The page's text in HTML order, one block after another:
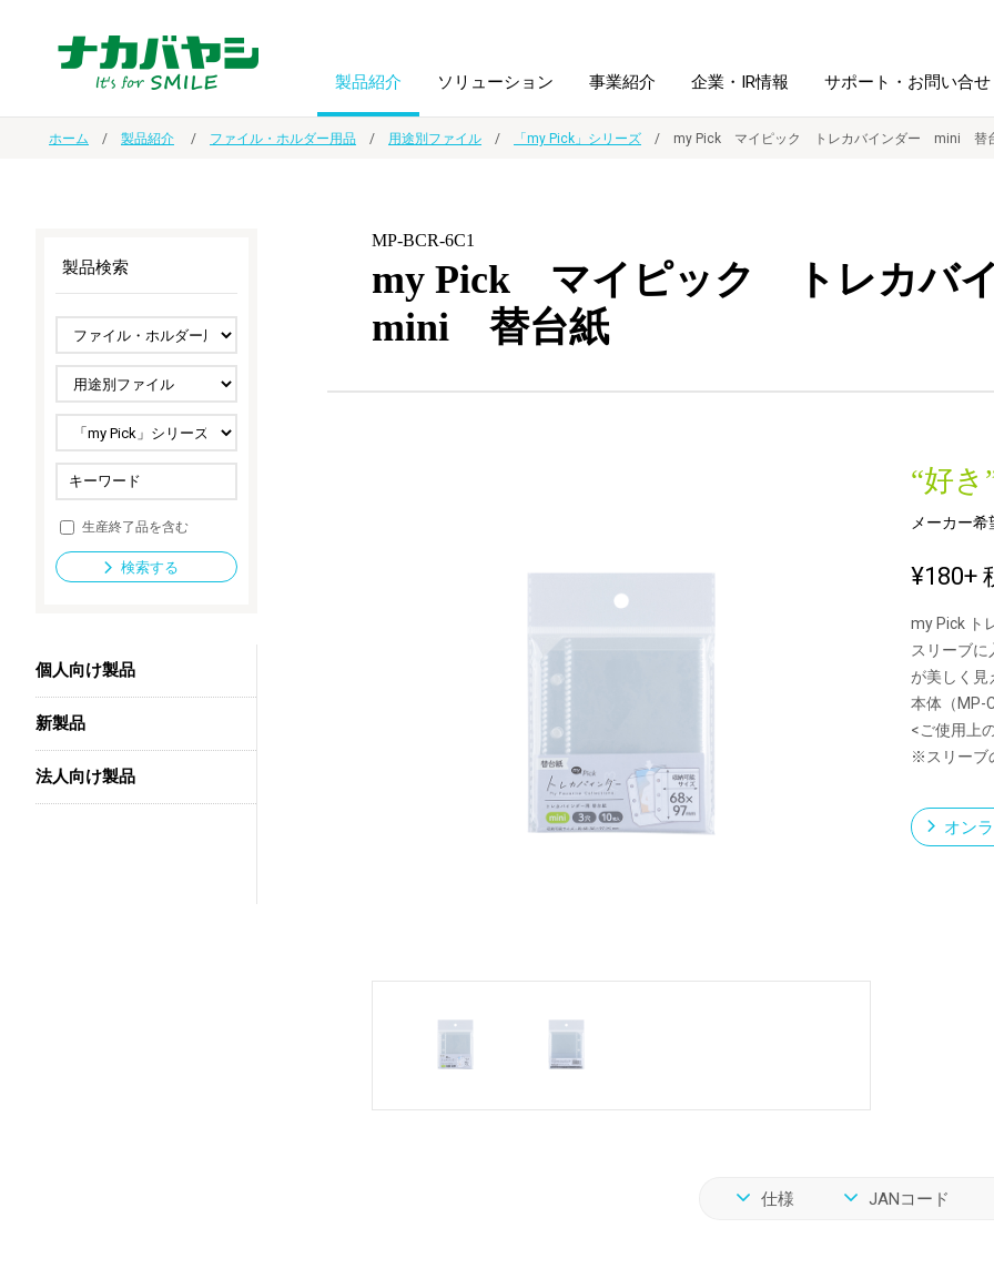
製品紹介
ノート・紙製品
ファイル・
ホルダー用品
スマートフォン・
タブレット関連
防災・
セキュリティ用品
法人向け製品
ソリューション
オーダー手帳・ノベルティ制作 学校ソリューション
ドキュメントスキャニングサービス
導入事例
事業紹介 企業・IR情報
IR情報 沿革
サステナビリティ
サポート・お問い合せ
ホーム 製品紹介 ファイル・ホルダー用品 用途別ファイル 「my Pick」シリーズ my Pick マイピック トレカバインダー mini 替
MP-BCR-6C1
my Pick マイピック トレカバ
mini 替台紙
“好
メーカー
¥180+
my Pick ト
スリーブ
が美しく見
本体（MP-
<ご使用上
※スリーブ
オン
仕様 JANコード
製品検索
生産終了品を含む
検索する
個人向け製品
新製品
法人向け製品